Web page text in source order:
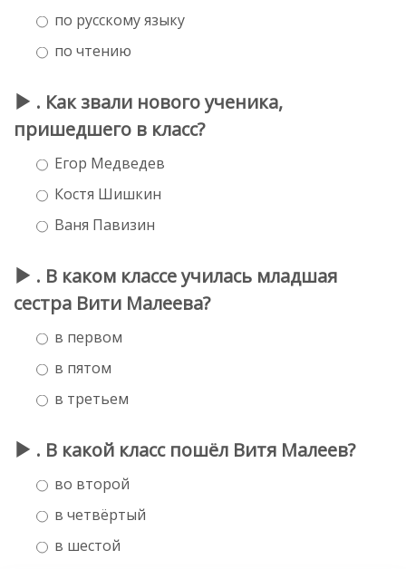
по русскому языку
по чтению
. Как звали нового ученика,
пришедшего в класс?
Егор Медведев
Костя Шишкин
Ваня Павизин
. В каком классе училась младшая
сестра Вити Малеева?
в первом
в пятом
в третьем
. В какой класс пошёл Витя Малеев?
во второй
в четвёртый
в шестой